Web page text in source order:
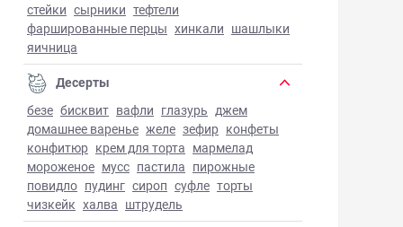
стейки сырники тефтели
фаршированные перцы хинкали шашлыки
яичница
Десерты
безе бисквит вафли глазурь джем
домашнее варенье желе зефир конфеты
конфитюр крем для торта мармелад
мороженое мусс пастила пирожные
повидло пудинг сироп суфле торты
чизкейк халва штрудель